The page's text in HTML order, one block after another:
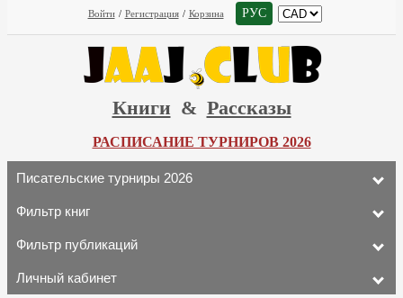
Войти / Регистрация / Корзина РУС
Книги & Рассказы
РАСПИСАНИЕ ТУРНИРОВ 2026
Писательские турниры 2026
Фильтр книг
Фильтр публикаций
Личный кабинет